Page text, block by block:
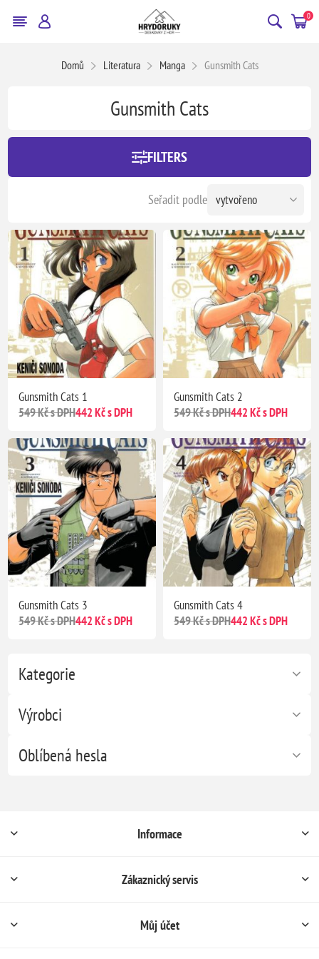
0
Domů Literatura Manga Gunsmith Cats
Kategorie
Výrobci
Oblíbená hesla
Gunsmith Cats
FILTERS
Seřadit podle
Gunsmith Cats 1
549 Kč s DPH442 Kč s DPH
Gunsmith Cats 2
549 Kč s DPH442 Kč s DPH
Gunsmith Cats 3
549 Kč s DPH442 Kč s DPH
Gunsmith Cats 4
549 Kč s DPH442 Kč s DPH
Informace
Zákaznický servis
Můj účet